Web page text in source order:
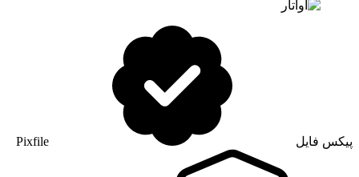
پیکس فایل Pixfile